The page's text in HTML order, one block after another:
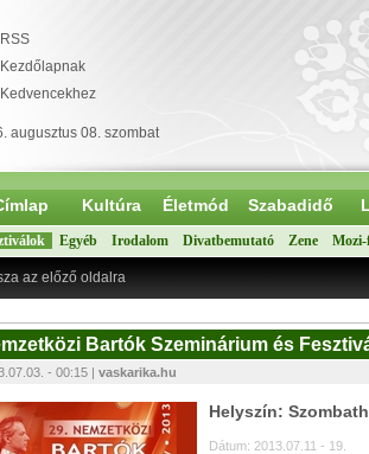
RSS
Kezdőlapnak
Kedvencekhez
augusztus 08. szombat
Kultúra Életmód Szabadidő
Egyéb Irodalom Divatbemutató Zene
az előző oldalra
Bartók Szeminárium és
- 00:15 | vaskarika.hu
Helyszín:
Dátum: 2013.07.11 - 19.